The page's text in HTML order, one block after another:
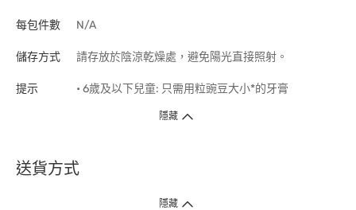
每包件數 N/A
儲存方式 請存放於陰涼乾燥處，避免陽光直接照射。
提示 • 6歲及以下兒童: 只需用粒豌豆大小*的牙膏
隱藏
送貨方式
1. 送貨到府（受衛生署條例規管產品除外 ）
隱藏